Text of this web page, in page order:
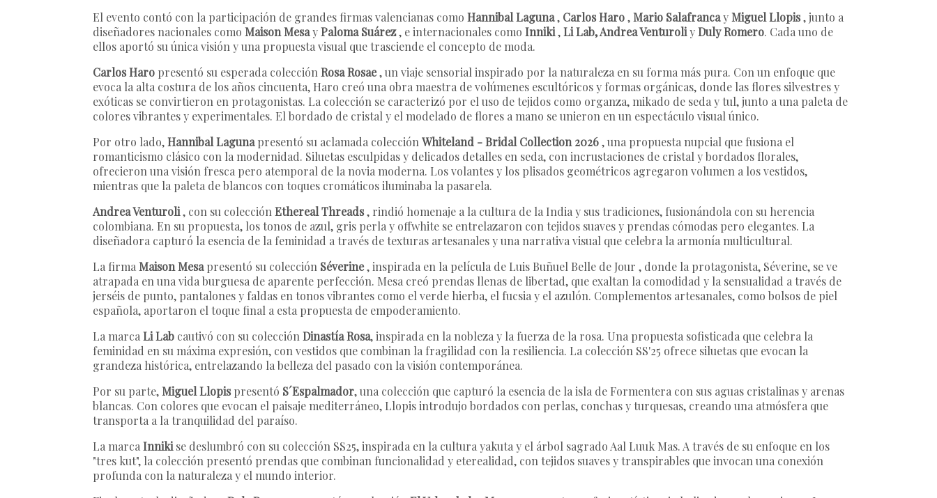
El evento contó con la participación de grandes firmas valencianas como Hannibal Laguna, Carlos Haro,Mario SalafrancayMiguel Llopis, junto a
diseñadores nacionales como Maison MesayPaloma Suárez, e internacionales como Inniki,Li Lab, Andrea VenturoliyDuly Romero. Cada uno de
ellos aportó su única visión y una propuesta visual que trasciende el concepto de moda.
Carlos Haro presentó su esperada colección Rosa Rosae, un viaje sensorial inspirado por la naturaleza en su forma más pura. Con un enfoque que
evoca la alta costura de los años cincuenta, Haro creó una obra maestra de volúmenes escultóricos y formas orgánicas, donde las flores silvestres y
exóticas se convirtieron en protagonistas. La colección se caracterizó por el uso de tejidos como organza, mikado de seda y tul, junto a una paleta de
colores vibrantes y experimentales. El bordado de cristal y el modelado de flores a mano se unieron en un espectáculo visual único.
Por otro lado,Hannibal Lagunapresentó su aclamada colección Whiteland - Bridal Collection 2026, una propuesta nupcial que fusiona el
romanticismo clásico con la modernidad. Siluetas esculpidas y delicados detalles en seda, con incrustaciones de cristal y bordados florales,
ofrecieron una visión fresca pero atemporal de la novia moderna. Los volantes y los plisados ​​geométricos agregaron volumen a los vestidos,
mientras que la paleta de blancos con toques cromáticos iluminaba la pasarela.
Andrea Venturoli, con su colección Ethereal Threads, rindió homenaje a la cultura de la India y sus tradiciones, fusionándola con su herencia
colombiana. En su propuesta, los tonos de azul, gris perla y offwhite se entrelazaron con tejidos suaves y prendas cómodas pero elegantes. La
diseñadora capturó la esencia de la feminidad a través de texturas artesanales y una narrativa visual que celebra la armonía multicultural.
La firma Maison Mesapresentó su colección Séverine, inspirada en la película de Luis Buñuel Belle de Jour , donde la protagonista, Séverine, se ve
atrapada en una vida burguesa de aparente perfección. Mesa creó prendas llenas de libertad, que exaltan la comodidad y la sensualidad a través de
jerséis de punto, pantalones y faldas en tonos vibrantes como el verde hierba, el fucsia y el azulón. Complementos artesanales, como bolsos de piel
española, aportaron el toque final a esta propuesta de empoderamiento.
La marca Li Lab cautivó con su colección Dinastía Rosa, inspirada en la nobleza y la fuerza de la rosa. Una propuesta sofisticada que celebra la
feminidad en su máxima expresión, con vestidos que combinan la fragilidad con la resiliencia. La colección SS'25 ofrece siluetas que evocan la
grandeza histórica, entrelazando la belleza del pasado con la visión contemporánea.
Por su parte,Miguel Llopispresentó S´Espalmador, una colección que capturó la esencia de la isla de Formentera con sus aguas cristalinas y arenas
blancas. Con colores que evocan el paisaje mediterráneo, Llopis introdujo bordados con perlas, conchas y turquesas, creando una atmósfera que
transporta a la tranquilidad del paraíso.
La marca Inniki se deslumbró con su colección SS25, inspirada en la cultura yakuta y el árbol sagrado Aal Luuk Mas. A través de su enfoque en los
"tres kut", la colección presentó prendas que combinan funcionalidad y eterealidad, con tejidos suaves y transpirables que invocan una conexión
profunda con la naturaleza y el mundo interior.